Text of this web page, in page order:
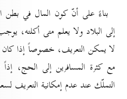
بناءً على أنّ كون المال في بطن
إلى البلاد ولا يعلم متى أكلته،
لا يمكن التعريف، خصوصاً إذا
مع كثرة المسافرين إلى الحج، إذاً
التملّك عند عدم إمكانية التعريف